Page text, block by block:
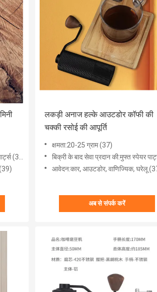
(39)
लकड़ी अनाज हल्के आउटडोर कॉफी की
चक्की रसोई की आपूर्ति
क्षमता:20-25 ग्राम (37)
बिक्री के बाद सेवा प्रदान की:मुफ्त स्पेयर
आवेदन:कार, ​​आउटडोर, वाणिज्यिक, घरेलू
अब से संपर्क करें